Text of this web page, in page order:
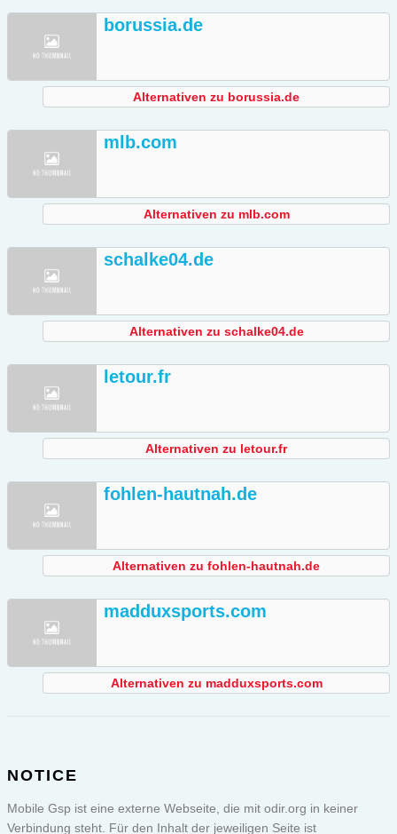
borussia.de
Alternativen zu borussia.de
mlb.com
Alternativen zu mlb.com
schalke04.de
Alternativen zu schalke04.de
letour.fr
Alternativen zu letour.fr
fohlen-hautnah.de
Alternativen zu fohlen-hautnah.de
madduxsports.com
Alternativen zu madduxsports.com
NOTICE
Mobile Gsp ist eine externe Webseite, die mit odir.org in keiner
Verbindung steht. Für den Inhalt der jeweiligen Seite ist